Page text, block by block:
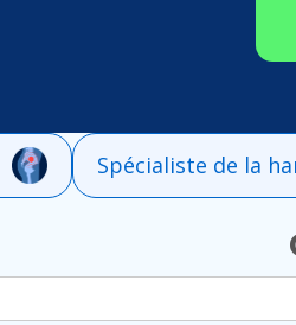
Spécialiste de la